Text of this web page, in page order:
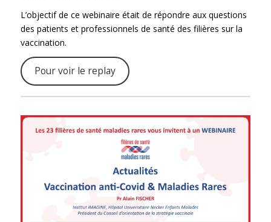
L’objectif de ce webinaire était de répondre aux questions
des patients et professionnels de santé des filières sur la
vaccination.
Pour voir le replay